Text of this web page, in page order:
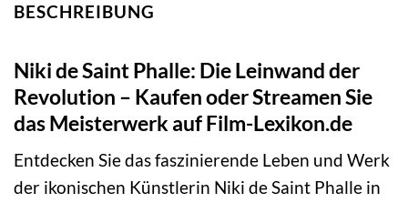
BESCHREIBUNG
Niki de Saint Phalle: Die Leinwand der
Revolution – Kaufen oder Streamen Sie
das Meisterwerk auf Film-Lexikon.de
Entdecken Sie das faszinierende Leben und Werk
der ikonischen Künstlerin Niki de Saint Phalle in